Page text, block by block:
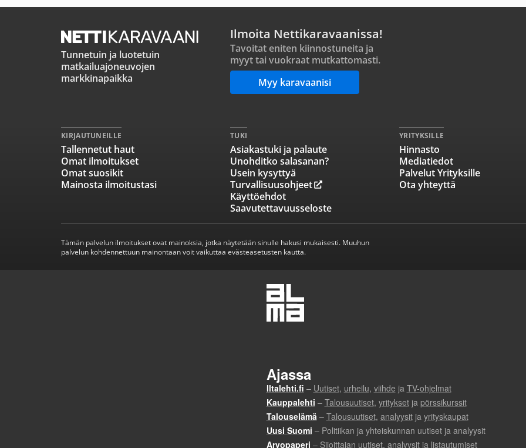
Tunnetuin ja luotetuin
matkailuajoneuvojen
markkinapaikka
Ilmoita Nettikaravaanissa!
Tavoitat eniten kiinnostuneita ja
myyt tai vuokraat mutkattomasti.
Myy karavaanisi
KIRJAUTUNEILLE
Tallennetut haut
Omat ilmoitukset
Omat suosikit
Mainosta ilmoitustasi
TUKI
Asiakastuki ja palaute
Unohditko salasanan?
Usein kysyttyä
Turvallisuusohjeet
Käyttöehdot
Saavutettavuusseloste
YRITYKSILLE
Hinnasto
Mediatiedot
Palvelut Yrityksille
Ota yhteyttä
Tämän palvelun ilmoitukset ovat mainoksia, jotka näytetään sinulle hakusi mukaisesti. Muuhun
palvelun kohdennettuun mainontaan voit vaikuttaa evästeasetusten kautta.